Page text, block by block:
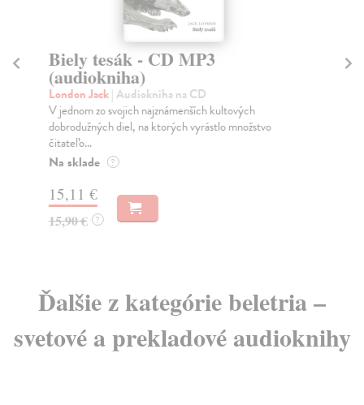
Biely tesák - CD MP3
(audiokniha)
London Jack| Audiokniha na CD
V jednom zo svojich najznámenších kultových
dobrodužných diel, na ktorých vyrástlo množstvo
čitateľo...
Na sklade ?
15,11 €
15,90 € ?
Ďalšie z kategórie beletria –
svetové a prekladové audioknihy